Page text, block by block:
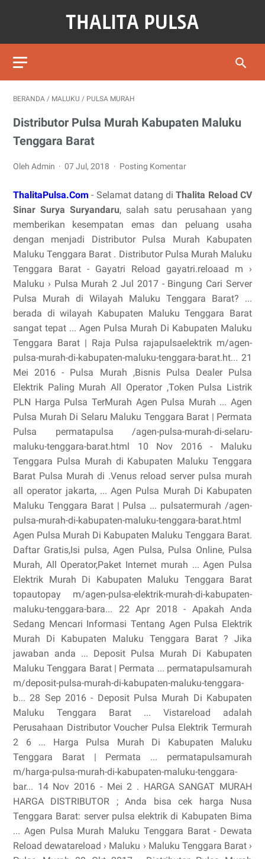
BERANDA / MALUKU / PULSA MURAH
Distributor Pulsa Murah Kabupaten Maluku
Tenggara Barat
Oleh Admin 07 Jul, 2018 Posting Komentar
ThalitaPulsa.Com - Selamat datang diThalita Reload CV
Sinar Surya Suryandaru, salah satu perusahaan yang
memberikan kesempatan emas dan peluang usaha
dengan menjadi Distributor Pulsa Murah Kabupaten
Maluku Tenggara Barat . Distributor Pulsa Murah Maluku
Tenggara Barat - Gayatri Reload gayatri.reloaad m ›
Maluku › Pulsa Murah 2 Jul 2017 - Bingung Cari Server
Pulsa Murah di Wilayah Maluku Tenggara Barat? ...
berada di wilayah Kabupaten Maluku Tenggara Barat
sangat tepat ... Agen Pulsa Murah Di Kabupaten Maluku
Tenggara Barat | Raja Pulsa rajapulsaelektrik m/agen-
pulsa-murah-di-kabupaten-maluku-tenggara-barat.ht... 21
Mei 2016 - Pulsa Murah ,Bisnis Pulsa Dealer Pulsa
Elektrik Paling Murah All Operator ,Token Pulsa Listrik
PLN Harga Pulsa TerMurah Agen Pulsa Murah ... Agen
Pulsa Murah Di Selaru Maluku Tenggara Barat | Permata
Pulsa permatapulsa /agen-pulsa-murah-di-selaru-
maluku-tenggara-barat.html 10 Nov 2016 - Maluku
Tenggara Pulsa Murah di Kabupaten Maluku Tenggara
Barat Pulsa Murah di .Venus reload server pulsa murah
all operator jakarta, ... Agen Pulsa Murah Di Kabupaten
Maluku Tenggara Barat | Pulsa ... pulsatermurah /agen-
pulsa-murah-di-kabupaten-maluku-tenggara-barat.html
Agen Pulsa Murah Di Kabupaten Maluku Tenggara Barat.
Daftar Gratis,Isi pulsa, Agen Pulsa, Pulsa Online, Pulsa
Murah, All Operator,Paket Internet murah ... Agen Pulsa
Elektrik Murah Di Kabupaten Maluku Tenggara Barat
topautopay m/agen-pulsa-elektrik-murah-di-kabupaten-
maluku-tenggara-bara... 22 Apr 2018 - Apakah Anda
Sedang Mencari Informasi Tentang Agen Pulsa Elektrik
Murah Di Kabupaten Maluku Tenggara Barat ? Jika
jawaban anda ... Deposit Pulsa Murah Di Kabupaten
Maluku Tenggara Barat | Permata ... permatapulsamurah
m/deposit-pulsa-murah-di-kabupaten-maluku-tenggara-
b... 28 Sep 2016 - Deposit Pulsa Murah Di Kabupaten
Maluku Tenggara Barat ... Vistareload adalah
Perusahaan Distributor Voucher Pulsa Elektrik Termurah
2 6 ... Harga Pulsa Murah Di Kabupaten Maluku
Tenggara Barat | Permata ... permatapulsamurah
m/harga-pulsa-murah-di-kabupaten-maluku-tenggara-
bar... 14 Nov 2016 - Mei 2 . HARGA SANGAT MURAH
HARGA DISTRIBUTOR ; Anda bisa cek harga Nusa
Tenggara Barat: server pulsa elektrik di Kabupaten Bima
... Agen Pulsa Murah Maluku Tenggara Barat - Dewata
Reload dewatareload › Maluku › Maluku Tenggara Barat ›